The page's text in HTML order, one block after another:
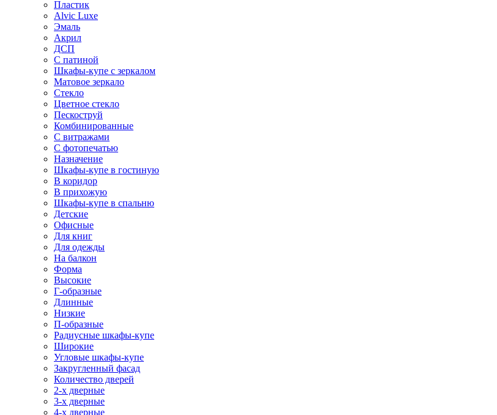
Пластик
Alvic Luxe
Эмаль
Акрил
ДСП
С патиной
Шкафы-купе с зеркалом
Матовое зеркало
Стекло
Цветное стекло
Пескоструй
Комбинированные
С витражами
С фотопечатью
Назначение
Шкафы-купе в гостиную
В коридор
В прихожую
Шкафы-купе в спальню
Детские
Офисные
Для книг
Для одежды
На балкон
Форма
Высокие
Г-образные
Длинные
Низкие
П-образные
Радиусные шкафы-купе
Широкие
Угловые шкафы-купе
Закругленный фасад
Количество дверей
2-х дверные
3-х дверные
4-х дверные